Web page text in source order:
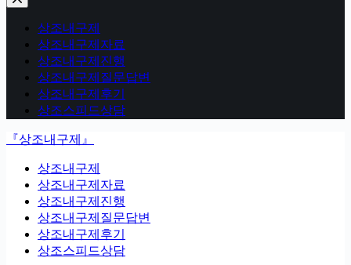
상조내구제
상조내구제자료
상조내구제진행
상조내구제질문답변
상조내구제후기
상조스피드상담
『상조내구제』
상조내구제
상조내구제자료
상조내구제진행
상조내구제질문답변
상조내구제후기
상조스피드상담